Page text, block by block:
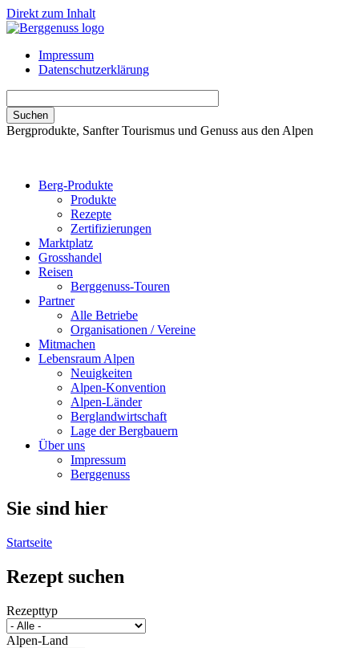
Direkt zum Inhalt
Impressum
Datenschutzerklärung
Bergprodukte, Sanfter Tourismus und Genuss aus den Alpen
Berg-Produkte
Produkte
Rezepte
Zertifizierungen
Marktplatz
Grosshandel
Reisen
Berggenuss-Touren
Partner
Alle Betriebe
Organisationen / Vereine
Mitmachen
Lebensraum Alpen
Neuigkeiten
Alpen-Konvention
Alpen-Länder
Berglandwirtschaft
Lage der Bergbauern
Über uns
Impressum
Berggenuss
Sie sind hier
Startseite
Rezept suchen
Rezepttyp
Alpen-Land